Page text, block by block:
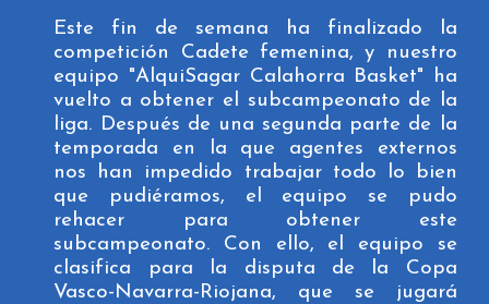
Este fin de semana ha finalizado la
competición Cadete femenina, y nuestro
equipo "AlquiSagar Calahorra Basket" ha
vuelto a obtener el subcampeonato de la
liga. Después de una segunda parte de la
temporada en la que agentes externos
nos han impedido trabajar todo lo bien
que pudiéramos, el equipo se pudo
rehacer para obtener este
subcampeonato. Con ello, el equipo se
clasifica para la disputa de la Copa
Vasco-Navarra-Riojana, que se jugará